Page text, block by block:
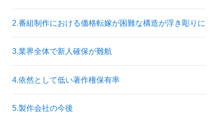
2.番組制作における価格転嫁が困難な構造が浮き彫りに
3.業界全体で新人確保が難航
4.依然として低い著作権保有率
5.製作会社の今後